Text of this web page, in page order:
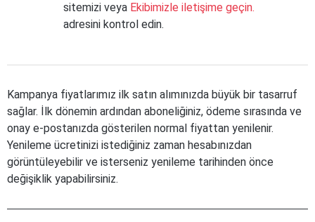
sitemizi veya Ekibimizle iletişime geçin.
adresini kontrol edin.
Kampanya fiyatlarımız ilk satın alımınızda büyük bir tasarruf
sağlar. İlk dönemin ardından aboneliğiniz, ödeme sırasında ve
onay e-postanızda gösterilen normal fiyattan yenilenir.
Yenileme ücretinizi istediğiniz zaman hesabınızdan
görüntüleyebilir ve isterseniz yenileme tarihinden önce
değişiklik yapabilirsiniz.